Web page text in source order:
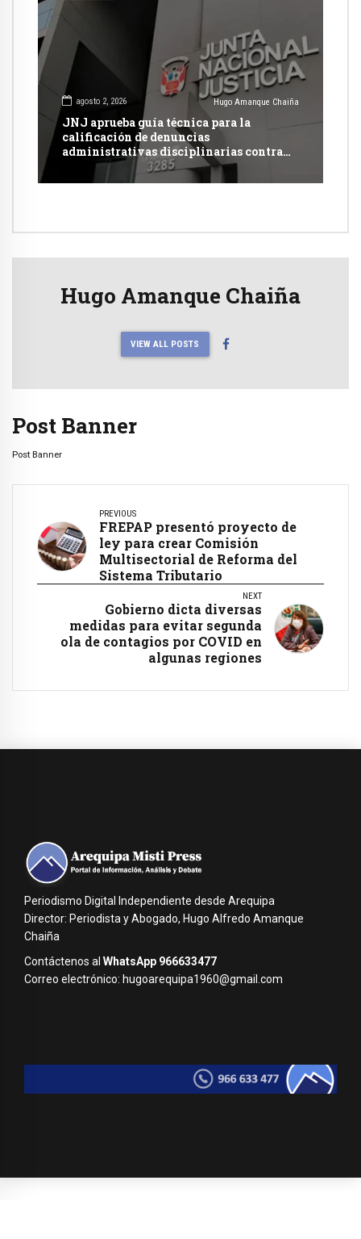
agosto 2, 2026 Hugo Amanque Chaiña
JNJ aprueba guía técnica para la
calificación de denuncias
administrativas disciplinarias contra
jueces y fiscales
Hugo Amanque Chaiña
VIEW ALL POSTS
Post Banner
Post Banner
PREVIOUS
FREPAP presentó proyecto de
ley para crear Comisión
Multisectorial de Reforma del
Sistema Tributario
NEXT
Gobierno dicta diversas
medidas para evitar segunda
ola de contagios por COVID en
algunas regiones
Periodismo Digital Independiente desde Arequipa
Director: Periodista y Abogado, Hugo Alfredo Amanque
Chaiña
Contáctenos al WhatsApp 966633477
Correo electrónico: hugoarequipa1960@gmail.com